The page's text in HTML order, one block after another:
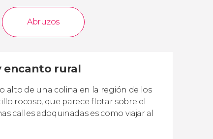
Abruzos
encanto rural
alto de una colina en la región de los
rocoso, que parece flotar sobre el
calles adoquinadas es como viajar al